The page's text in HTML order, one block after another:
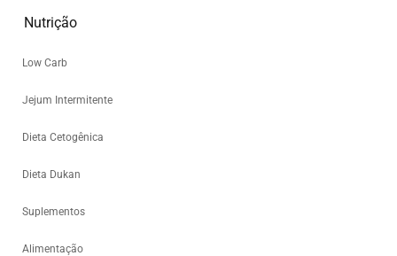
Nutrição
Low Carb
Jejum Intermitente
Dieta Cetogênica
Dieta Dukan
Suplementos
Alimentação